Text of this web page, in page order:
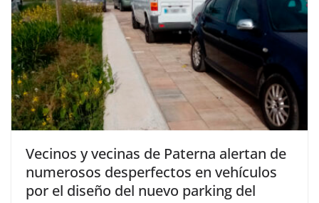
Vecinos y vecinas de Paterna alertan de
numerosos desperfectos en vehículos
por el diseño del nuevo parking del